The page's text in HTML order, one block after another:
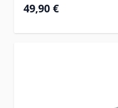
49,90 €